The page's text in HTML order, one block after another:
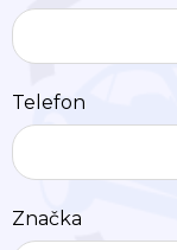
Telefon
Značka